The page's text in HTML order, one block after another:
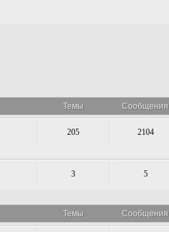
Темы Сообщения
205 2104
3 5
Темы Сообщения